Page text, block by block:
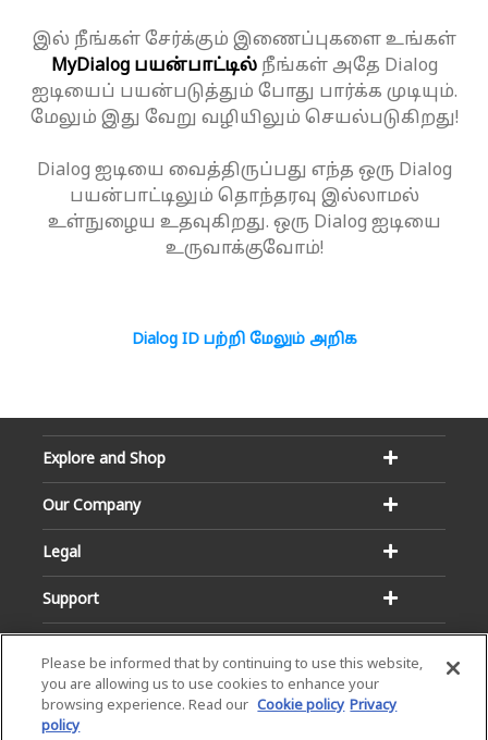
இல் நீங்கள் சேர்க்கும் இணைப்புகளை உங்கள்
MyDialog பயன்பாட்டில்நீங்கள் அதே Dialog
ஐடியைப் பயன்படுத்தும் போது பார்க்க முடியும்.
மேலும் இது வேறு வழியிலும் செயல்படுகிறது!
Dialog ஐடியை வைத்திருப்பது எந்த ஒரு Dialog
பயன்பாட்டிலும் தொந்தரவு இல்லாமல்
உள்நுழைய உதவுகிறது. ஒரு Dialog ஐடியை
உருவாக்குவோம்!
Dialog ID பற்றி மேலும் அறிக
Explore and Shop
Our Company
Legal
Support
Please be informed that by continuing to use this website,
you are allowing us to use cookies to enhance your
browsing experience. Read our Cookie policy Privacy
policy